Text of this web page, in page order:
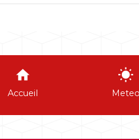
home
Accueil
wb_sunny
Meteo